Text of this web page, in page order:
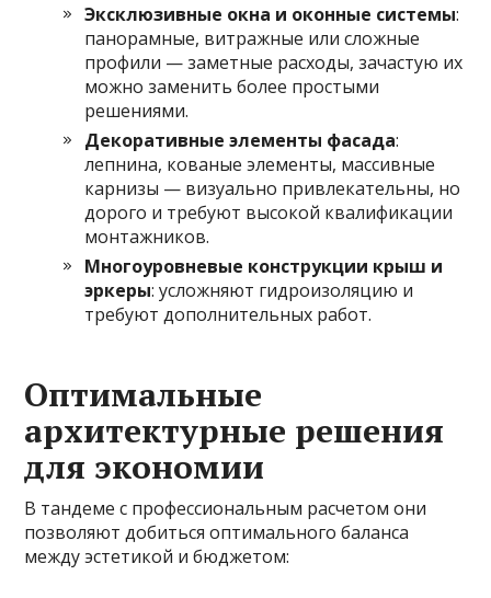
Эксклюзивные окна и оконные системы:
панорамные, витражные или сложные
профили — заметные расходы, зачастую их
можно заменить более простыми
решениями.
Декоративные элементы фасада:
лепнина, кованые элементы, массивные
карнизы — визуально привлекательны, но
дорого и требуют высокой квалификации
монтажников.
Многоуровневые конструкции крыш и
эркеры: усложняют гидроизоляцию и
требуют дополнительных работ.
Оптимальные
архитектурные решения
для экономии
В тандеме с профессиональным расчетом они
позволяют добиться оптимального баланса
между эстетикой и бюджетом: